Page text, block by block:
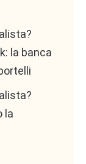
la banca
la